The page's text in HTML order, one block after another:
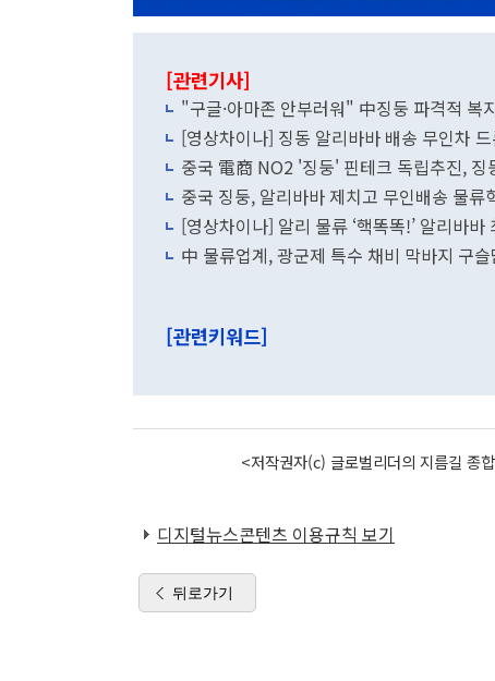
[관련기사]
"구글·아마존 안부러워" 中
[영상차이나] 징동 알리바바 배송 무인차
중국 電商 NO2 '징둥' 핀테크 독립추진,
중국 징둥, 알리바바 제치고 무인배송 물류
[영상차이나] 알리 물류 ‘핵똑똑!’ 알리바
中 물류업계, 광군제 특수 채비 막바지 구슬
[관련키워드]
<저작권자(c) 글로벌리더의 지름길
디지털뉴스콘텐츠 이용규칙 보기
뒤로가기